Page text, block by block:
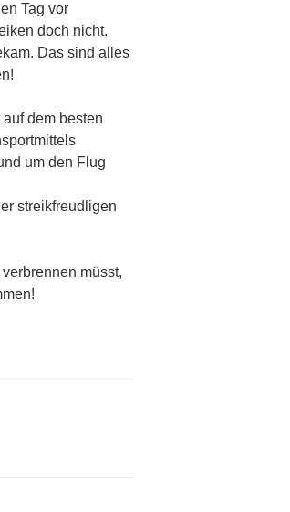
Tag vor
doch nicht.
Das sind alles
dem besten
um den Flug
streikfreudligen
müsst,